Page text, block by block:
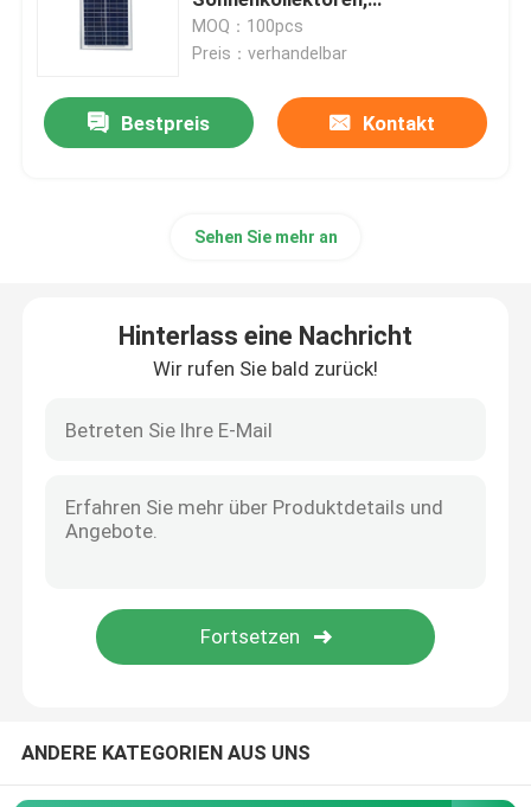
monokristallines PV-Modul
Standardsonnenkollektor
Modul PERC PV
polykristallines pv-Modul
doppelte Glas pv-Module
Auf Gitter-Sonnensystem
Polysolarzelle 20W 12V
MOQ：100pcs
Preis：verhandelbar
Bestpreis Kontakt
Sehen Sie mehr an
Hinterlass eine Nachricht
Wir rufen Sie bald zurück!
ANDERE KATEGORIEN AUS UNS